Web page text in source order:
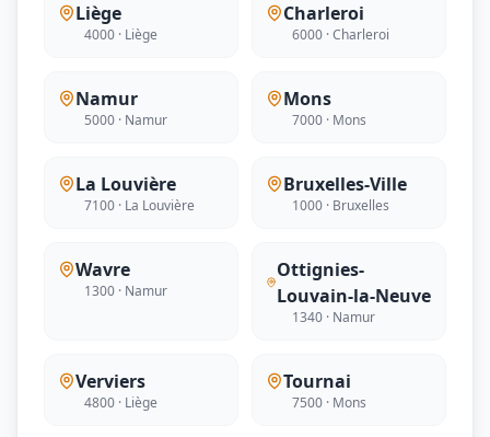
Liège
4000 · Liège
Charleroi
6000 · Charleroi
Namur
5000 · Namur
Mons
7000 · Mons
La Louvière
7100 · La Louvière
Bruxelles-Ville
1000 · Bruxelles
Wavre
1300 · Namur
Ottignies-
Louvain-la-Neuve
1340 · Namur
Verviers
4800 · Liège
Tournai
7500 · Mons